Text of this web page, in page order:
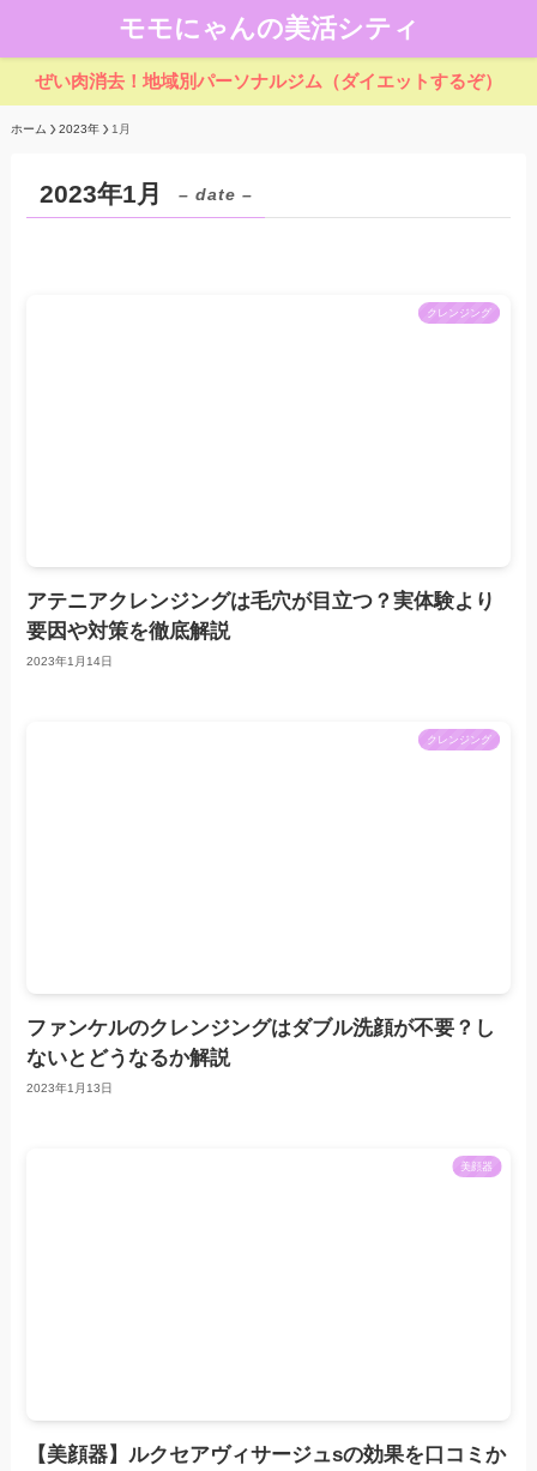
モモにゃんの美活シティ
ぜい肉消去！地域別パーソナルジム（ダイエットするぞ）
ホーム 2023年 1月
2023年1月 – date –
クレンジング
アテニアクレンジングは毛穴が目立つ？実体験より
要因や対策を徹底解説
2023年1月14日
クレンジング
ファンケルのクレンジングはダブル洗顔が不要？し
ないとどうなるか解説
2023年1月13日
美顔器
【美顔器】ルクセアヴィサージュsの効果を口コミか